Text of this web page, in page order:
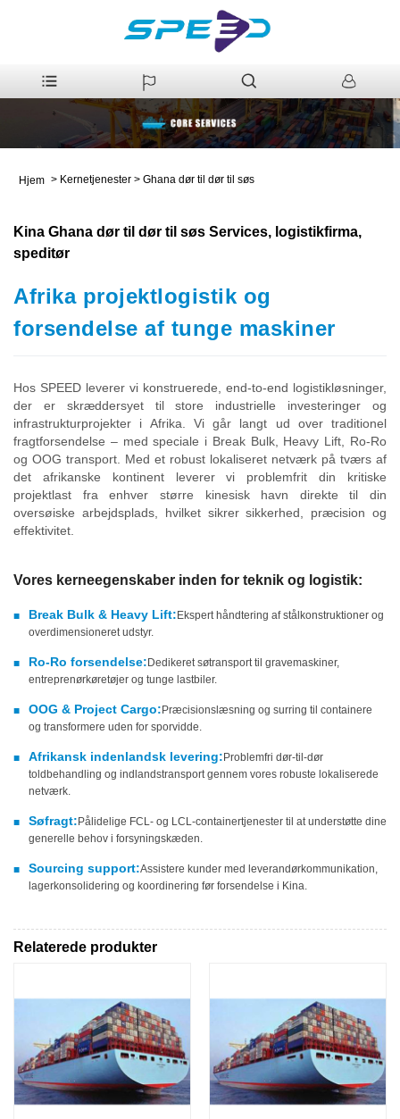
Hjem > Kernetjenester > Ghana dør til dør til søs
Kina Ghana dør til dør til søs Services, logistikfirma,
speditør
Afrika projektlogistik og
forsendelse af tunge maskiner
Hos SPEED leverer vi konstruerede, end-to-end logistikløsninger,
der er skræddersyet til store industrielle investeringer og
infrastrukturprojekter i Afrika. Vi går langt ud over traditionel
fragtforsendelse – med speciale i Break Bulk, Heavy Lift, Ro-Ro
og OOG transport. Med et robust lokaliseret netværk på tværs af
det afrikanske kontinent leverer vi problemfrit din kritiske
projektlast fra enhver større kinesisk havn direkte til din
oversøiske arbejdsplads, hvilket sikrer sikkerhed, præcision og
effektivitet.
Vores kerneegenskaber inden for teknik og logistik:
■ Break Bulk & Heavy Lift:Ekspert håndtering af stålkonstruktioner og
overdimensioneret udstyr.
■ Ro-Ro forsendelse:Dedikeret søtransport til gravemaskiner,
entreprenørkøretøjer og tunge lastbiler.
■ OOG & Project Cargo:Præcisionslæsning og surring til containere
og transformere uden for sporvidde.
■ Afrikansk indenlandsk levering:Problemfri dør-til-dør
toldbehandling og indlandstransport gennem vores robuste lokaliserede
netværk.
■ Søfragt:Pålidelige FCL- og LCL-containertjenester til at understøtte dine
generelle behov i forsyningskæden.
■ Sourcing support:Assistere kunder med leverandørkommunikation,
lagerkonsolidering og koordinering før forsendelse i Kina.
Relaterede produkter